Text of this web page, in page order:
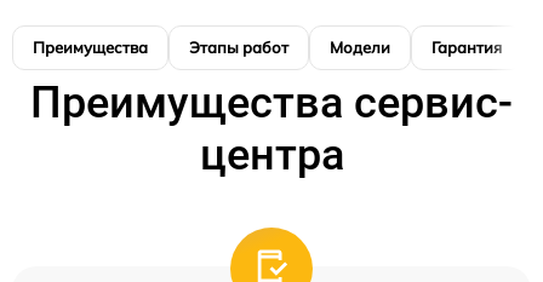
Преимущества Этапы работ Модели Гарантия
Преимущества сервис-
центра